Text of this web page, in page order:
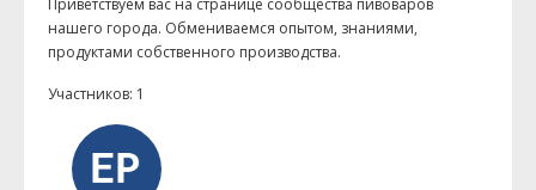
нашего города. Обмениваемся опытом, знаниями,
продуктами собственного производства.
Участников: 1